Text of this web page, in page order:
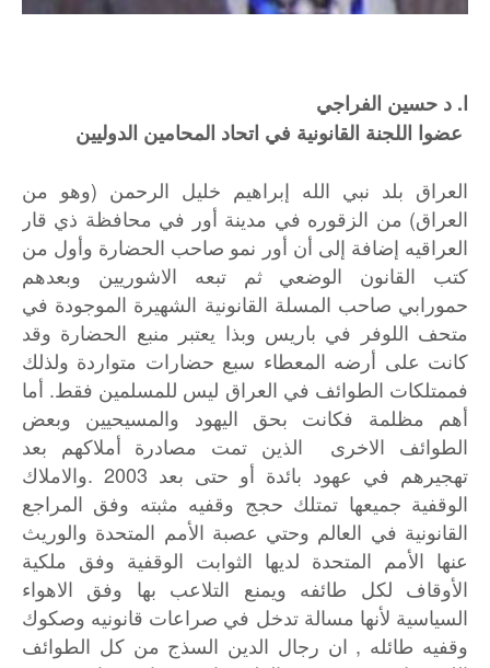
ا. د حسين الفراجي
عضوا اللجنة القانونية في اتحاد المحامين الدوليين
العراق بلد نبي الله إبراهيم خليل الرحمن (وهو من
العراق) من الزقوره في مدينة أور في محافظة ذي قار
العراقيه إضافة إلى أن أور نمو صاحب الحضارة وأول من
كتب القانون الوضعي ثم تبعه الاشوريين وبعدهم
حمورابي صاحب المسلة القانونية الشهيرة الموجودة في
متحف اللوفر في باريس وبذا يعتبر منبع الحضارة وقد
كانت على أرضه المعطاء سبع حضارات متواردة ولذلك
فممتلكات الطوائف في العراق ليس للمسلمين فقط. أما
أهم مظلمة فكانت بحق اليهود والمسيحيين وبعض
الطوائف الاخرى الذين تمت مصادرة أملاكهم بعد
تهجيرهم في عهود بائدة أو حتى بعد 2003 .والاملاك
الوقفية جميعها تمتلك حجج وقفيه مثبته وفق المراجع
القانونية في العالم وحتي عصبة الأمم المتحدة والوريث
عنها الأمم المتحدة لديها الثوابت الوقفية وفق ملكية
الأوقاف لكل طائفه ويمنع التلاعب بها وفق الاهواء
السياسية لأنها مسالة تدخل في صراعات قانونيه وصكوك
وقفيه طائله , ان رجال الدين السذج من كل الطوائف